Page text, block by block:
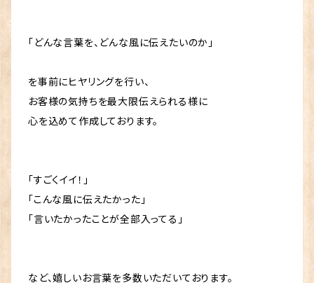
「どんな言葉を、どんな風に伝えたいのか」
を事前にヒヤリングを行い、
お客様の気持ちを最大限伝えられる様に
心を込めて作成しております。
「すごくイイ！」
「こんな風に伝えたかった」
「言いたかったことが全部入ってる」
など、嬉しいお言葉を多数いただいております。